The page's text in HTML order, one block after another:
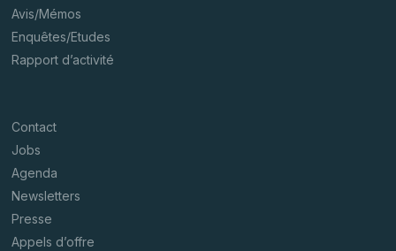
Avis/Mémos
Enquêtes/Etudes
Rapport d’activité
Contact
Jobs
Agenda
Newsletters
Presse
Appels d’offre